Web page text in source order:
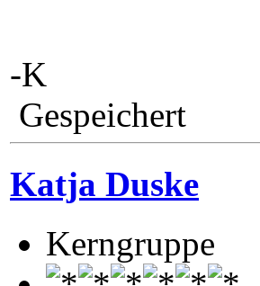
-K
Gespeichert
Katja Duske
Kerngruppe